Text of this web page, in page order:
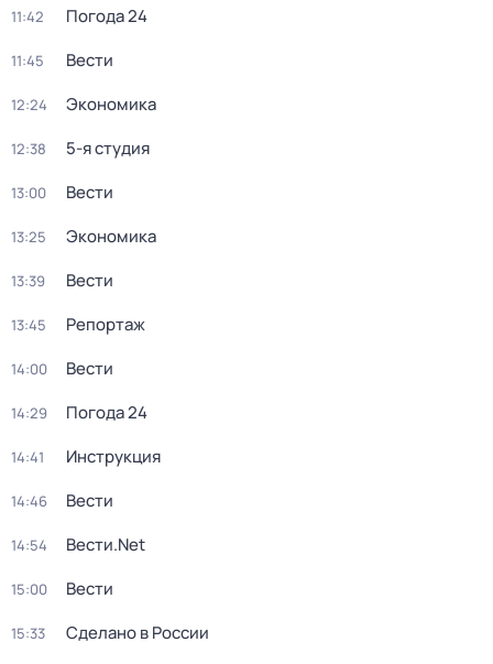
11:42 Погода 24
11:45 Вести
12:24 Экономика
12:38 5-я студия
13:00 Вести
13:25 Экономика
13:39 Вести
13:45 Репортаж
14:00 Вести
14:29 Погода 24
14:41 Инструкция
14:46 Вести
14:54 Вести.Net
15:00 Вести
15:33 Сделано в России